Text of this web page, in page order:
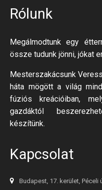
Rólunk
Megálmodtunk egy
össze tudunk jönni, jókat
Mesterszakácsunk
háta mögött a világ
fúziós kreációiban,
gazdáktól
készítünk.
Kapcsolat
Budapest, 17. kerület, Péceli